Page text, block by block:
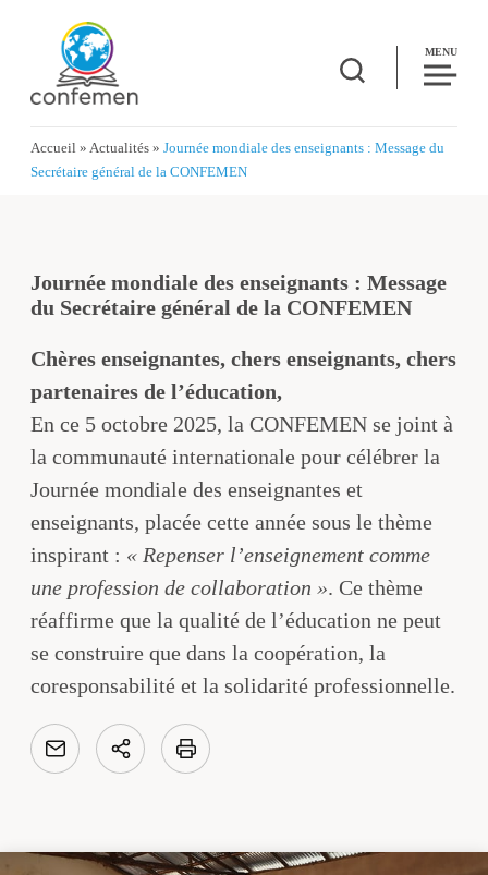
MENU
Accueil » Actualités » Journée mondiale des enseignants : Message du
Secrétaire général de la CONFEMEN
Journée mondiale des enseignants : Message
du Secrétaire général de la CONFEMEN
Chères enseignantes, chers enseignants, chers
partenaires de l’éducation,
En ce 5 octobre 2025, la CONFEMEN se joint à
la communauté internationale pour célébrer la
Journée mondiale des enseignantes et
enseignants, placée cette année sous le thème
inspirant : « Repenser l’enseignement comme
une profession de collaboration ». Ce thème
réaffirme que la qualité de l’éducation ne peut
se construire que dans la coopération, la
coresponsabilité et la solidarité professionnelle.